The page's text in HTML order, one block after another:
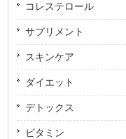
コレステロール
サプリメント
スキンケア
ダイエット
デトックス
ビタミン